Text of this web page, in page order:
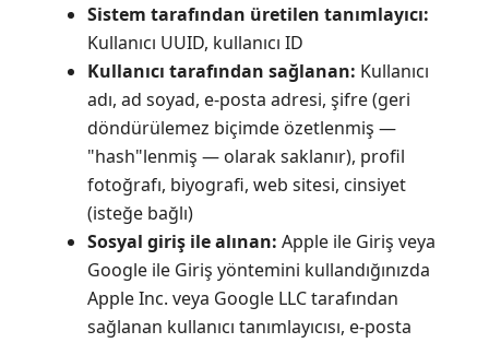
Sistem tarafından üretilen tanımlayıcı:
Kullanıcı UUID, kullanıcı ID
Kullanıcı tarafından sağlanan: Kullanıcı
adı, ad soyad, e-posta adresi, şifre (geri
döndürülemez biçimde özetlenmiş —
"hash"lenmiş — olarak saklanır), profil
fotoğrafı, biyografi, web sitesi, cinsiyet
(isteğe bağlı)
Sosyal giriş ile alınan: Apple ile Giriş veya
Google ile Giriş yöntemini kullandığınızda
Apple Inc. veya Google LLC tarafından
sağlanan kullanıcı tanımlayıcısı, e-posta